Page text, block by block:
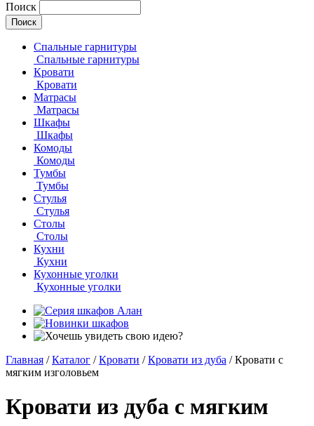
Поиск
Спальные гарнитуры
Спальные гарнитуры
Кровати
Кровати
Матрасы
Матрасы
Шкафы
Шкафы
Комоды
Комоды
Тумбы
Тумбы
Стулья
Стулья
Столы
Столы
Кухни
Кухни
Кухонные уголки
Кухонные уголки
Главная / Каталог / Кровати / Кровати из дуба / Кровати с
мягким изголовьем
Кровати из дуба с мягким